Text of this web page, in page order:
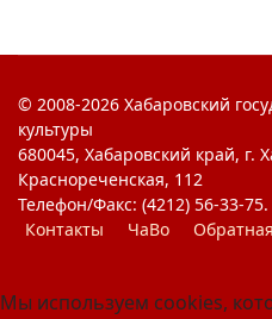
© 2008-2026 Хабаровский
культуры
680045, Хабаровский край, г.
Краснореченская, 112
Телефон/Факс: (4212) 56-33-
Контакты
ЧаВо
Мы используем cookies,